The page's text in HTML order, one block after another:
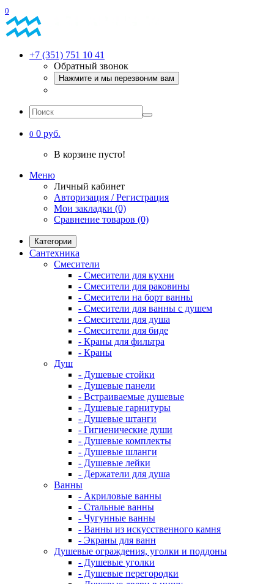
0
+7 (351) 751 10 41
Обратный звонок
Нажмите и мы перезвоним вам
0 0 руб.
В корзине пусто!
Меню
Личный кабинет
Авторизация / Регистрация
Мои закладки (0)
Сравнение товаров (0)
Категории
Сантехника
Смесители
- Смесители для кухни
- Смесители для раковины
- Смесители на борт ванны
- Смесители для ванны с душем
- Смесители для душа
- Смесители для биде
- Краны для фильтра
- Краны
Душ
- Душевые стойки
- Душевые панели
- Встраиваемые душевые
- Душевые гарнитуры
- Душевые штанги
- Гигиенические души
- Душевые комплекты
- Душевые шланги
- Душевые лейки
- Держатели для душа
Ванны
- Акриловые ванны
- Стальные ванны
- Чугунные ванны
- Ванны из искусственного камня
- Экраны для ванн
Душевые ограждения, уголки и поддоны
- Душевые уголки
- Душевые перегородки